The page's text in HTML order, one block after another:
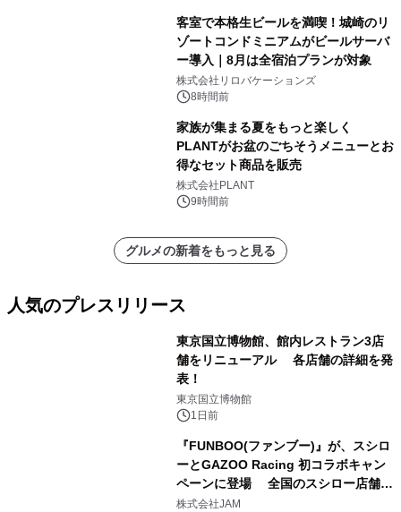
客室で本格生ビールを満喫！城崎のリ
ゾートコンドミニアムがビールサーバ
ー導入｜8月は全宿泊プランが対象
株式会社リロバケーションズ
8時間前
家族が集まる夏をもっと楽しく
PLANTがお盆のごちそうメニューとお
得なセット商品を販売
株式会社PLANT
9時間前
グルメの新着をもっと見る
人気のプレスリリース
東京国立博物館、館内レストラン3店
舗をリニューアル 各店舗の詳細を発
表！
東京国立博物館
1日前
『FUNBOO(ファンブー)』が、スシロ
ーとGAZOO Racing 初コラボキャン
ペーンに登場 全国のスシロー店舗で
GR 4車種の FUNBOO(ミニカー)付き
株式会社JAM